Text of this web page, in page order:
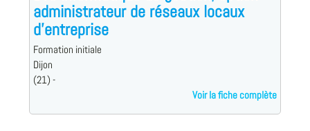
administrateur de réseaux locaux
d'entreprise
Formation initiale
Dijon
(21) -
Voir la fiche complète